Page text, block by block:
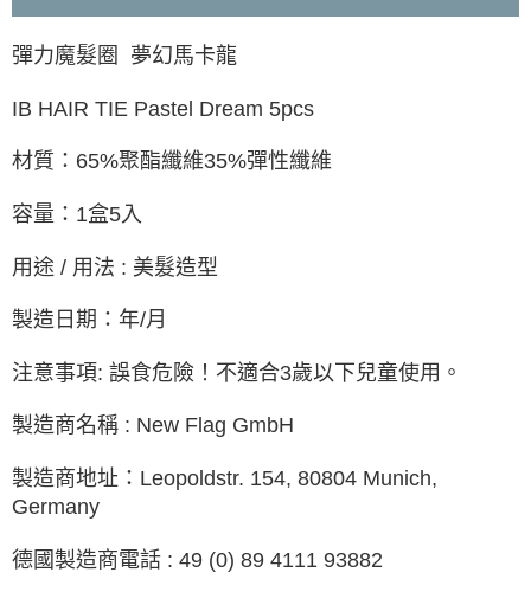
彈力魔髮圈 夢幻馬卡龍
IB HAIR TIE Pastel Dream 5pcs
材質：65%聚酯纖維35%彈性纖維
容量：1盒5入
用途 / 用法 : 美髮造型
製造日期：年/月
注意事項: 誤食危險！不適合3歲以下兒童使用。
製造商名稱 : New Flag GmbH
製造商地址：Leopoldstr. 154, 80804 Munich,
Germany
德國製造商電話 : 49 (0) 89 4111 93882